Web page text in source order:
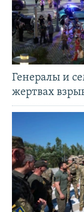
Генералы и
жертвах